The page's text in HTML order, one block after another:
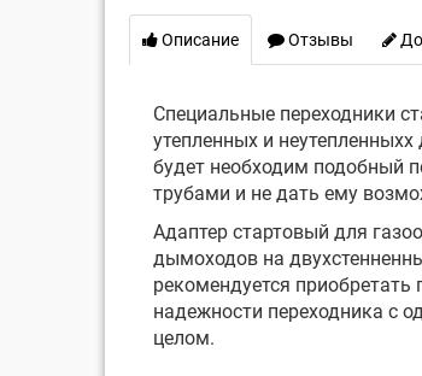
Описание Отзывы
Специальные переходники
утепленных и
будет необходим подобный
трубами и не дать ему
Адаптер стартовый для
дымоходов на
рекомендуется приобретать
надежности переходника с
целом.